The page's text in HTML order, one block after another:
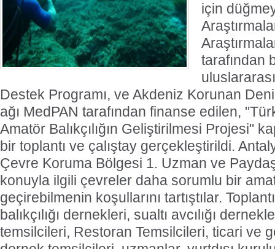
için
tarafından
Destek Programı, ve Akdeniz Korunan
ağı MedPAN tarafından finanse edilen,
Amatör Balıkçılığın Geliştirilmesi Projesi"
bir toplantı ve çalıştay gerçekleştirildi.
Çevre Koruma Bölgesi 1. Uzman ve Paydaş
konuyla ilgili çevreler daha sorumlu bir
geçirebilmenin koşullarını tartıştılar.
balıkçılığı dernekleri, sualtı avcılığı
temsilcileri, Restoran Temsilcileri, ticari ve